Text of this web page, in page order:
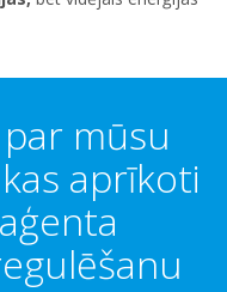
mūsu
aprīkoti